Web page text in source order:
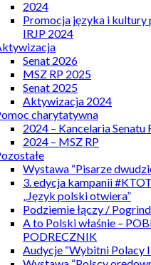
2024
Promocja języka i kultury
IRJP 2024
Senat 2026
MSZ RP 2025
Senat 2025
Aktywizacja 2024
charytatywna
2024 – Kancelaria Senatu
2024 – MSZ RP
Wystawa “Pisarze
3. edycja kampanii
„Język polski otwiera”
Podziemie łączy /
A to Polski właśnie –
PODRECZNIK
Audycje “Wybitni Polacy